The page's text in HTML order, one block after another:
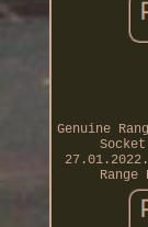
Genuine